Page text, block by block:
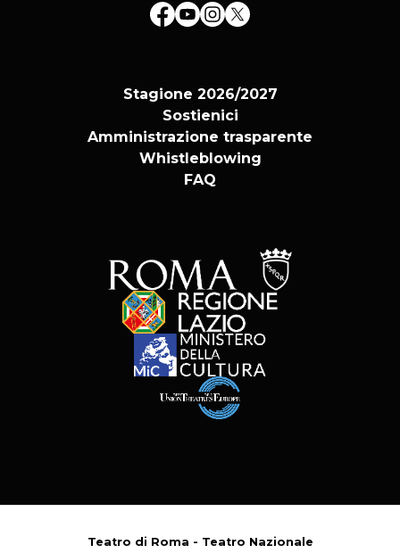
Stagione 2026/2027
Sostienici
Amministrazione trasparente
Whistleblowing
FAQ
Teatro di Roma - Teatro Nazionale